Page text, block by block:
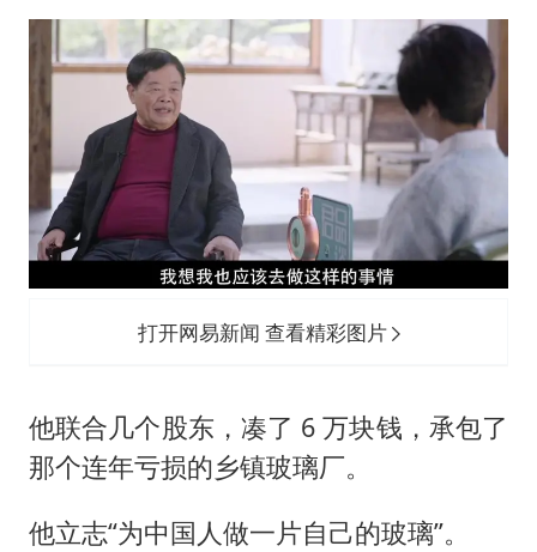
打开网易新闻 查看精彩图片
他联合几个股东，凑了 6 万块钱，承包了
那个连年亏损的乡镇玻璃厂。
他立志“为中国人做一片自己的玻璃”。